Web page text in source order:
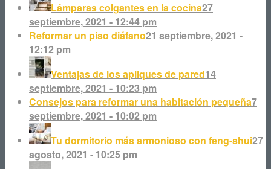
Lámparas colgantes en la cocina27
septiembre, 2021 - 12:44 pm
Reformar un piso diáfano21 septiembre, 2021 -
12:12 pm
Ventajas de los apliques de pared14
septiembre, 2021 - 10:23 pm
Consejos para reformar una habitación pequeña7
septiembre, 2021 - 10:02 pm
Tu dormitorio más armonioso con feng-shui27
agosto, 2021 - 10:25 pm